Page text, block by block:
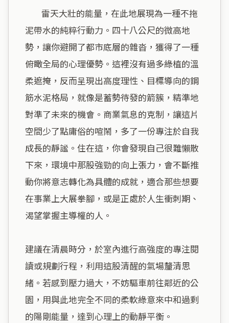
泥帶水的純粹行動力。四十八公尺的微高地
勢，讓你避開了都市底層的雜沓，獲得了一種
俯瞰全局的心理優勢。這裡沒有過多綠植的溫
柔遮掩，反而呈現出高度理性、目標導向的鋼
筋水泥格局，就像是蓄勢待發的箭簇，精準地
對準了未來的機會。商業氣息的克制，讓這片
空間少了點庸俗的喧鬧，多了一份專注於自我
成長的靜謐。住在這，你會發現自己很難懶散
下來，環境中那股強勁的向上張力，會不斷推
動你將意志轉化為具體的成就，適合那些想要
在事業上大展拳腳，或是正處於人生衝刺期、
渴望掌握主導權的人。
建議在清晨時分，於室內進行高強度的專注閱
讀或規劃行程，利用這股清醒的氣場釐清思
緒。若感到壓力過大，不妨驅車前往鄰近的公
園，用與此地完全不同的柔軟綠意來中和過剩
的陽剛能量，達到心理上的動靜平衡。